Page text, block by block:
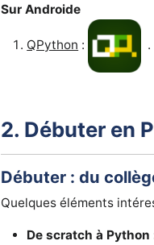
Sur Androide
QPython :
2. Débuter en
Débuter : du
Quelques éléments
De scratch à Python